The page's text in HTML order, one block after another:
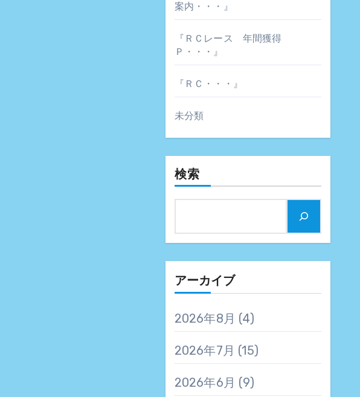
案内・・・』
『ＲＣレース 年間獲得
Ｐ・・・』
『ＲＣ・・・』
未分類
検索
アーカイブ
2026年8月 (4)
2026年7月 (15)
2026年6月 (9)